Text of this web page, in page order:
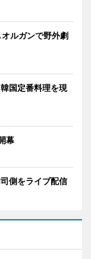
ルガンで野外劇
国定番料理を現
幕
側をライブ配信